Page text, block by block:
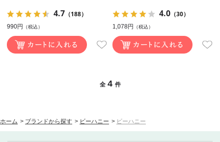
4.7（188）
990円 （税込）
4.0 （30）
1,078円 （税込）
全 4 件
ホーム > ブランドから探す > ビーハニー > ビーハニー